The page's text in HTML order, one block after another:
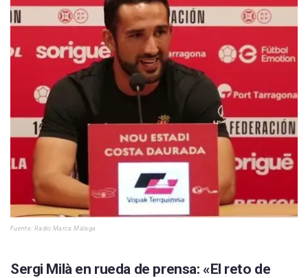
Fuente: Radio Marca Málaga
Sergi Milà en rueda de prensa: «El reto de